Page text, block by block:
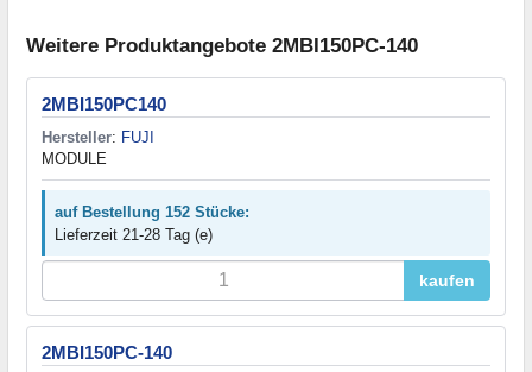
Weitere Produktangebote 2MBI150PC-140
2MBI150PC140
Hersteller: FUJI
MODULE
auf Bestellung 152 Stücke:
Lieferzeit 21-28 Tag (e)
kaufen
2MBI150PC-140